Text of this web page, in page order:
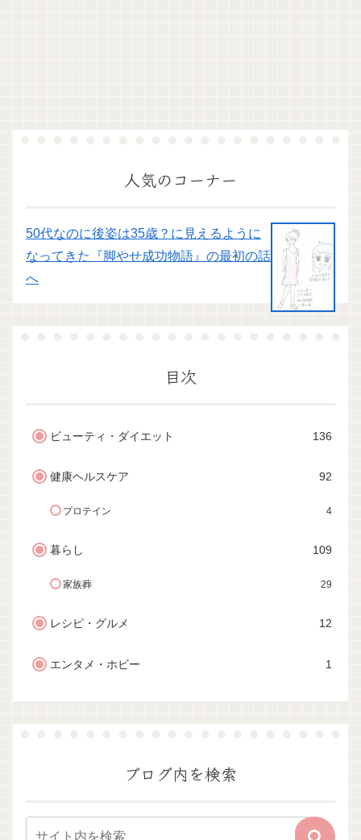
人気のコーナー
50代なのに後姿は35歳？に見えるように
なってきた『脚やせ成功物語』の最初の話
へ
目次
ビューティ・ダイエット 136
健康ヘルスケア 92
プロテイン 4
暮らし 109
家族葬 29
レシピ・グルメ 12
エンタメ・ホビー 1
ブログ内を検索